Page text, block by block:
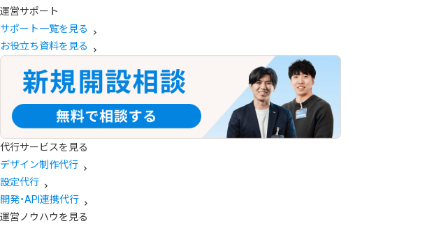
運営サポート
サポート一覧を見る
お役立ち資料を見る
代行サービスを見る
デザイン制作代行
設定代行
開発・API連携代行
運営ノウハウを見る